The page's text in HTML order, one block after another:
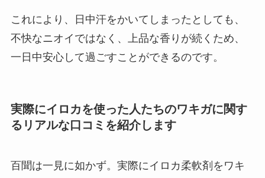
これにより、日中汗をかいてしまったとしても、
不快なニオイではなく、上品な香りが続くため、
一日中安心して過ごすことができるのです。
実際にイロカを使った人たちのワキガに関す
るリアルな口コミを紹介します
百聞は一見に如かず。実際にイロカ柔軟剤をワキ